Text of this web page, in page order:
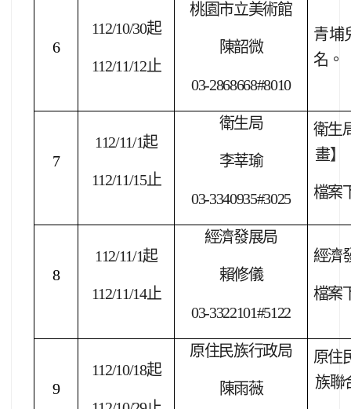
6
112/10/30起
112/11/12止
桃園市立美術館
陳韶微
03-2868668#8010
青埔
名。
7
112/11/1起
112/11/15止
衛生局
李莘瑜
03-3340935#3025
衛生
畫】
檔案
8
112/11/1起
112/11/14止
經濟發展局
賴修儀
03-3322101#5122
經濟
檔案
9
112/10/18起
原住民族行政局
陳雨薇
原住
族聯